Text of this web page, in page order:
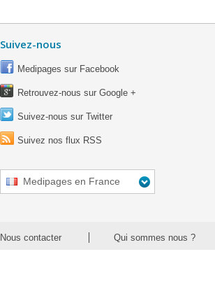
Suivez-nous
Medipages sur Facebook
Retrouvez-nous sur Google +
Suivez-nous sur Twitter
Suivez nos flux RSS
Medipages en France
Nous contacter Qui sommes nous ?